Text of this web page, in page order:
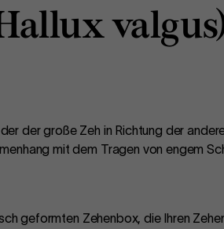
der große Zeh in Richtung der
mit dem Tragen von engem
geformten Zehenbox, die Ihren